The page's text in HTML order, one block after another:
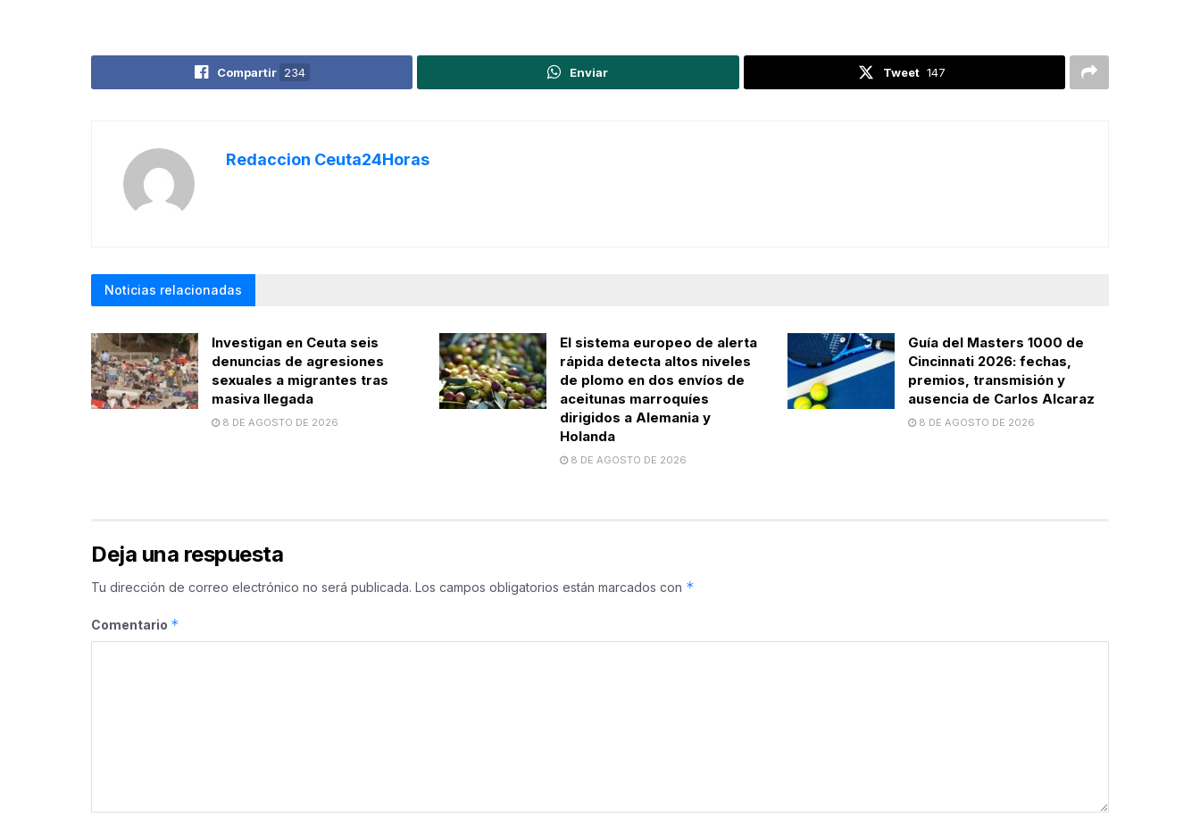
Compartir 234 Enviar Tweet 147
Redaccion Ceuta24Horas
Noticias relacionadas
Investigan en Ceuta seis
denuncias de agresiones
sexuales a migrantes tras
masiva llegada
8 DE AGOSTO DE 2026
El sistema europeo de alerta
rápida detecta altos niveles
de plomo en dos envíos de
aceitunas marroquíes
dirigidos a Alemania y
Holanda
8 DE AGOSTO DE 2026
Guía del Masters 1000 de
Cincinnati 2026: fechas,
premios, transmisión y
ausencia de Carlos Alcaraz
8 DE AGOSTO DE 2026
Deja una respuesta
Tu dirección de correo electrónico no será publicada. Los campos obligatorios están marcados con *
Comentario *